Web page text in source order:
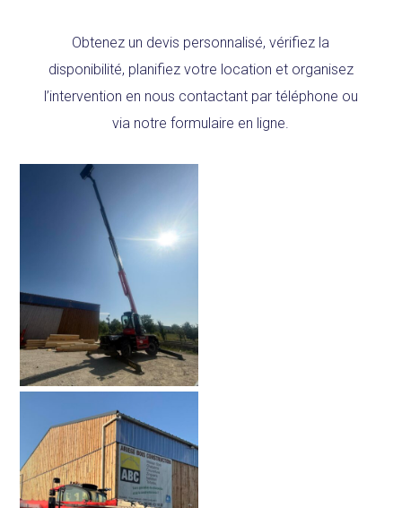
Obtenez un devis personnalisé, vérifiez la
disponibilité, planifiez votre location et organisez
l’intervention en nous contactant par téléphone ou
via notre formulaire en ligne.